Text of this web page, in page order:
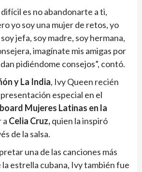
difícil es no abandonarte a ti,
yo soy una mujer de retos, yo
jefa, soy madre, soy hermana,
imagínate mis amigas por
pidiéndome consejos”, contó.
y La India, Ivy Queen recién
especial en el
Mujeres Latinas en la
a Celia Cruz,quien la inspiró
de la salsa.
una de las canciones más
estrella cubana, Ivy también fue